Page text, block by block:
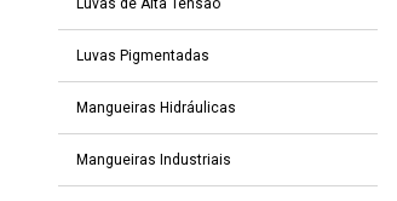
Luvas de Alta Tensão
Luvas Pigmentadas
Mangueiras Hidráulicas
Mangueiras Industriais